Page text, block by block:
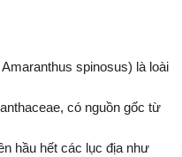
spinosus) là loài
có nguồn gốc từ
hầu hết các lục địa như